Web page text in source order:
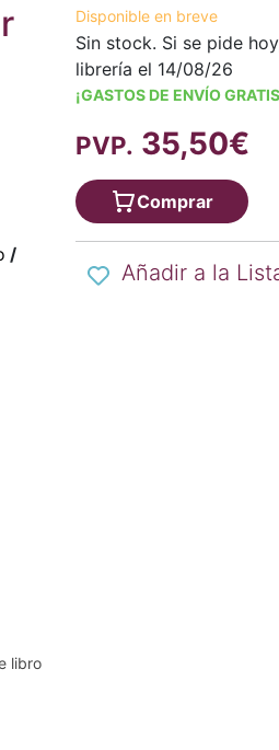
/
libro
Disponible en breve
Sin stock. Si se pide
librería el 14/08/26
¡GASTOS DE ENVÍO
PVP. 35,50€
Comprar
Añadir a la